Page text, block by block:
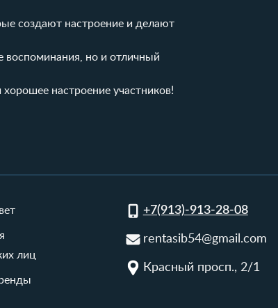
создают настроение и делают
воспоминания, но и отличный
настроение участников!
лиц
+7(913)-913-28-08
rentasib54@gmail.com
Красный просп., 2/1